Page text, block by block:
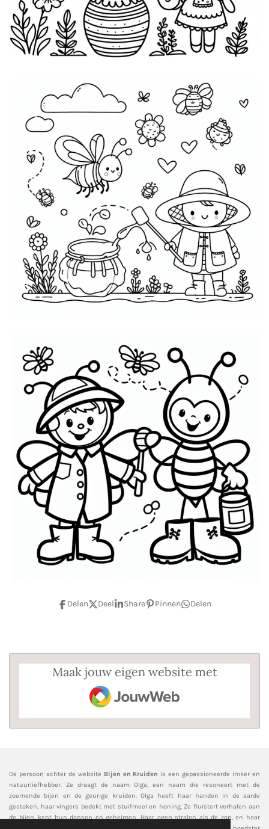
Delen Deel Share Pinnen Delen
Maak jouw eigen website met
JouwWeb
De persoon achter de website Bijen en Kruiden is een gepassioneerde imker en
natuurliefhebber. Ze draagt de naam Olga, een naam die resoneert met de
zoemende bijen en de geurige kruiden. Olga heeft haar handen in de aarde
gestoken, haar vingers bedekt met stuifmeel en honing. Ze fluistert verhalen aan
de bijen, kent hun dansen en geheimen. Haar ogen stralen als de zon, en haar